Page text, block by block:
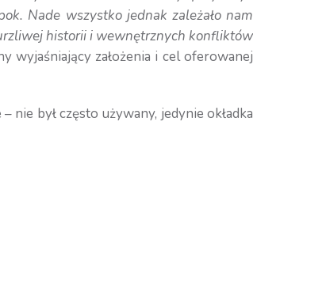
Nade wszystko jednak zależało nam
historii i wewnętrznych konfliktów
wyjaśniający założenia i cel oferowanej
był często używany, jedynie okładka